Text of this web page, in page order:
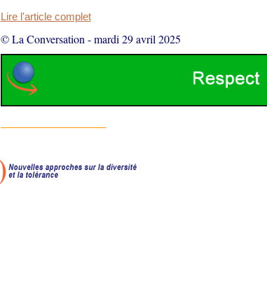
Lire l'article complet
© La Conversation -mardi 29 avril 2025